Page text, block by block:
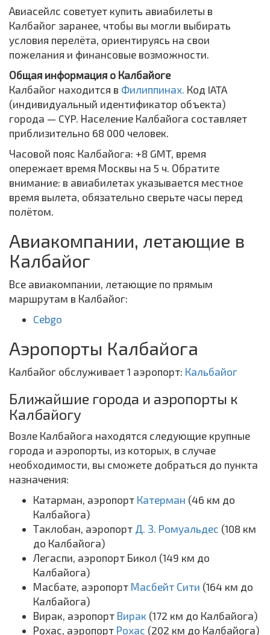
Авиасейлс советует купить авиабилеты в
Калбайог заранее, чтобы вы могли выбирать
условия перелёта, ориентируясь на свои
пожелания и финансовые возможности.
Общая информация о Калбайоге
Калбайог находится в Филиппинах. Код IATA
(индивидуальный идентификатор объекта)
города — CYP. Население Калбайога составляет
приблизительно 68 000 человек.
Часовой пояс Калбайога: +8 GMT, время
опережает время Москвы на 5 ч. Обратите
внимание: в авиабилетах указывается местное
время вылета, обязательно сверьте часы перед
полётом.
Авиакомпании, летающие в
Калбайог
Все авиакомпании, летающие по прямым
маршрутам в Калбайог:
Cebgo
Аэропорты Калбайога
Калбайог обслуживает 1 аэропорт: Кальбайог
Ближайшие города и аэропорты к
Калбайогу
Возле Калбайога находятся следующие крупные
города и аэропорты, из которых, в случае
необходимости, вы сможете добраться до пункта
назначения:
Катарман, аэропорт Катерман (46 км до
Калбайога)
Таклобан, аэропорт Д. З. Ромуальдес (108 км
до Калбайога)
Легаспи, аэропорт Бикол (149 км до
Калбайога)
Масбате, аэропорт Масбейт Сити (164 км до
Калбайога)
Вирак, аэропорт Вирак (172 км до Калбайога)
Рохас, аэропорт Рохас (202 км до Калбайога)